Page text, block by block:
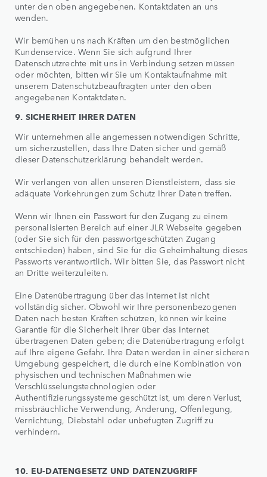
unter den oben angegebenen. Kontaktdaten an uns
wenden.
Wir bemühen uns nach Kräften um den bestmöglichen
Kundenservice. Wenn Sie sich aufgrund Ihrer
Datenschutzrechte mit uns in Verbindung setzen müssen
oder möchten, bitten wir Sie um Kontaktaufnahme mit
unserem Datenschutzbeauftragten unter den oben
angegebenen Kontaktdaten.
9. SICHERHEIT IHRER DATEN
Wir unternehmen alle angemessen notwendigen Schritte,
um sicherzustellen, dass Ihre Daten sicher und gemäß
dieser Datenschutzerklärung behandelt werden.
Wir verlangen von allen unseren Dienstleistern, dass sie
adäquate Vorkehrungen zum Schutz Ihrer Daten treffen.
Wenn wir Ihnen ein Passwort für den Zugang zu einem
personalisierten Bereich auf einer JLR Webseite gegeben
(oder Sie sich für den passwortgeschützten Zugang
entschieden) haben, sind Sie für die Geheimhaltung dieses
Passworts verantwortlich. Wir bitten Sie, das Passwort nicht
an Dritte weiterzuleiten.
Eine Datenübertragung über das Internet ist nicht
vollständig sicher. Obwohl wir Ihre personenbezogenen
Daten nach besten Kräften schützen, können wir keine
Garantie für die Sicherheit Ihrer über das Internet
übertragenen Daten geben; die Datenübertragung erfolgt
auf Ihre eigene Gefahr. Ihre Daten werden in einer sicheren
Umgebung gespeichert, die durch eine Kombination von
physischen und technischen Maßnahmen wie
Verschlüsselungstechnologien oder
Authentifizierungssysteme geschützt ist, um deren Verlust,
missbräuchliche Verwendung, Änderung, Offenlegung,
Vernichtung, Diebstahl oder unbefugten Zugriff zu
verhindern.
10. EU-DATENGESETZ UND DATENZUGRIFF